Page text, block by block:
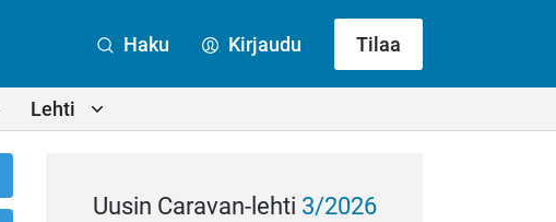
Lehti
Haku Kirjaudu Tilaa
Uusin Caravan-lehti 3/2026